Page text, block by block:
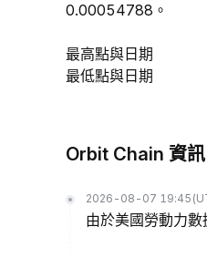
0.00054788。
最高點與日期
最低點與日期
Orbit Chain 資訊
2026-08-07 19:45
由於美國勞動力